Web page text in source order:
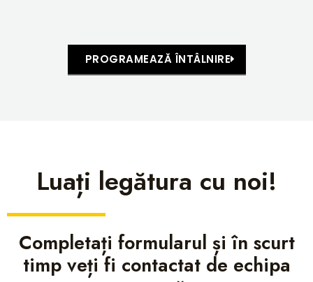
PROGRAMEAZĂ ÎNTÂLNIRE
Luați legătura cu noi!
Completați formularul și în scurt
timp veți fi contactat de echipa